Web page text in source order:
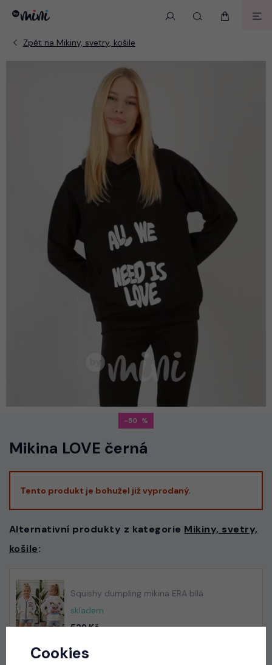
-50
Mikina LOVE černá
Tento produkt je bohužel již vyprodaný.
Alternativní produkty z kategorie Mikiny, svetry,
košile:
Squishy dumpling mikina ERA bílá
skladem
529 Kč
Cookies